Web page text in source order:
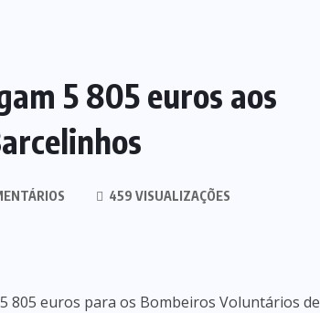
5 805 euros aos
459 VISUALIZAÇÕES
805 euros para os Bombeiros Voluntários de